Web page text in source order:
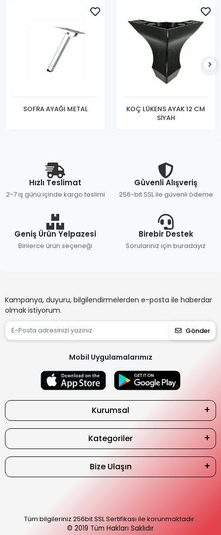
SOFRA AYAĞI METAL
KOÇ LÜKENS AYAK 12 CM
SİYAH
Hızlı Teslimat
2-7 iş günü içinde kargo teslimi
Güvenli Alışveriş
256-bit SSL ile güvenli ödeme
Geniş Ürün Yelpazesi
Binlerce ürün seçeneği
Birebir Destek
Sorularınız için buradayız
Kampanya, duyuru, bilgilendirmelerden e-posta ile haberdar
olmak istiyorum.
Gönder
Mobil Uygulamalarımız
Kurumsal
Kategoriler
Bize Ulaşın
Tüm bilgileriniz 256bit SSL Sertifikası ile korunmaktadır.
© 2019 Tüm Hakları Saklıdır